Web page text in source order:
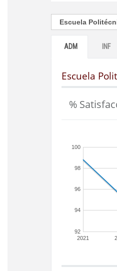
ADM INF
Escuela
%
2021
92
94
96
98
100